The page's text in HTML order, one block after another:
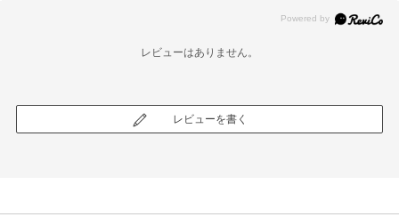
レビューはありません。
レビューを書く